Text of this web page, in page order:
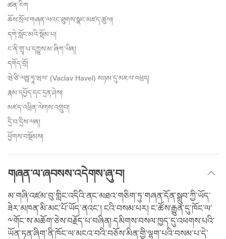
ཚན་རིག
ཆོས་སྲོལ་གཞན་ལའང་ཐུགས་སྣང་མཛད་ཚུལ།
དགེ་སློང་མའི་སྡོམ་པ།
ང་ནི་གྲྭ་པ་དཀྱུས་མ་ཞིག་ཡིན།
དགོད་བྲོ།
ཝེ་ཙི་ལཧྥ་ཧཱ་ཝལ་ (Vaclav Havel) མཉམ་དུ་མཇལ་འཕྲད།
རྣམ་དཔྱོད་དང་དྲན་ཤེས།
མཛད་འཕྲིན་ལེགས་འགྲུབ།
དྲི་བ་དྲིས་ལན།
ཕྱོགས་བསྡོམས།
གཞན་ལ་ཞབསས་འདེགས་ཞུ་བ།
མ་གཞི་འཛམ་བུ་གླིང་འདིའི་ནང་མཐའ་གཅིག་ཏུ་གཞན་དོན་སྒྲུབ་ཀྱི་ཡོད་
ཟེར་མཁན་མི་མང་པོ་ཡོད་ནའང་། ངའི་བསམ་པར། ང་ཚོས་རྒྱུན་དུ་ཁོང་ལ་
༸གོང་ས་མཆོག་ཅེས་བརྗོད་པ་བཞིན། དམིགས་བསལ་ཁྱད་དུ་འཕགས་པའི་
ཡོན་ཏན་ཞིག་ནི་ཁོང་ལ་མངའ་བའི་བཅོས་མིན་གྱི་ལྷག་པའི་བསམ་པ་དེ་